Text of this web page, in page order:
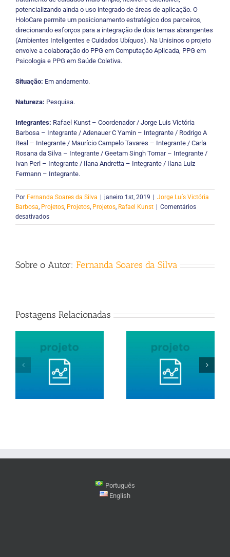
potencializando ainda o uso integrado de áreas de aplicação. O
HoloCare permite um posicionamento estratégico dos parceiros,
direcionando esforços para a integração de dois temas abrangentes
(Ambientes Inteligentes e Cuidados Ubíquos). Na Unisinos o projeto
envolve a colaboração do PPG em Computação Aplicada, PPG em
Psicologia e PPG em Saúde Coletiva.
Situação: Em andamento.
Natureza: Pesquisa.
Integrantes: Rafael Kunst – Coordenador / Jorge Luis Victória
Barbosa – Integrante / Adenauer C Yamin – Integrante / Rodrigo A
Real – Integrante / Maurício Campelo Tavares – Integrante / Carla
Rosana da Silva – Integrante / Geetam Singh Tomar – Integrante /
Ivan Perl – Integrante / Ilana Andretta – Integrante / Ilana Luiz
Fermann – Integrante.
Por Fernanda Soares da Silva janeiro 1st, 2019
Jorge Luís Victória
Barbosa, Projetos, Projetos, Projetos, Rafael Kunst
Comentários
desativadosem
HoloCare:
Cuidados
Sobre o Autor: Fernanda Soares da Silva
Postagens Relacionadas
Português
English